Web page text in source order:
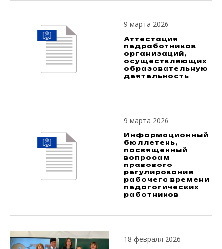
9 марта 2026
Аттестация
педработников
организаций,
осуществляющих
образовательную
деятельность
9 марта 2026
Информационный
бюллетень,
посвященный
вопросам
правового
регулирования
рабочего времени
педагогических
работников
18 февраля 2026